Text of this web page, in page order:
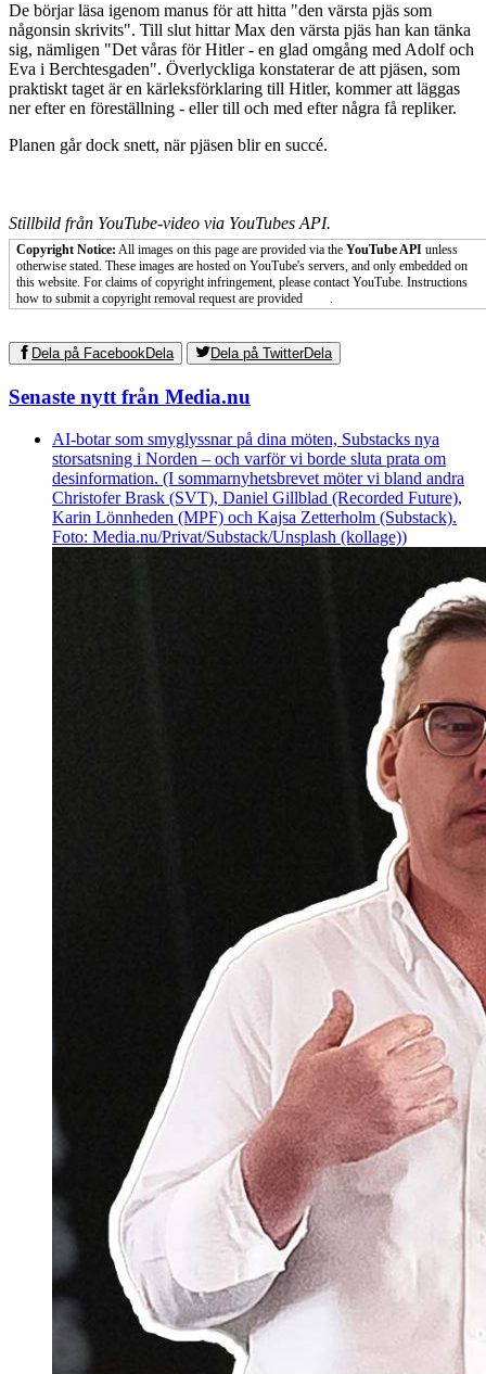
De börjar läsa igenom manus för att hitta "den värsta pjäs som
någonsin skrivits". Till slut hittar Max den värsta pjäs han kan tänka
sig, nämligen "Det våras för Hitler - en glad omgång med Adolf och
Eva i Berchtesgaden". Överlyckliga konstaterar de att pjäsen, som
praktiskt taget är en kärleksförklaring till Hitler, kommer att läggas
ner efter en föreställning - eller till och med efter några få repliker.
Planen går dock snett, när pjäsen blir en succé.
Stillbild från YouTube-video via YouTubes API.
Copyright Notice: All images on this page are provided via the YouTube API unless
otherwise stated. These images are hosted on YouTube's servers, and only embedded on
this website. For claims of copyright infringement, please contact YouTube. Instructions
how to submit a copyright removal request are provided
.
Dela på FacebookDela Dela på TwitterDela
Senaste nytt från Media.nu
AI-botar som smyglyssnar på dina möten, Substacks nya
storsatsning i Norden – och varför vi borde sluta prata om
desinformation. (I sommarnyhetsbrevet möter vi bland andra
Christofer Brask (SVT), Daniel Gillblad (Recorded Future),
Karin Lönnheden (MPF) och Kajsa Zetterholm (Substack).
Foto: Media.nu/Privat/Substack/Unsplash (kollage))